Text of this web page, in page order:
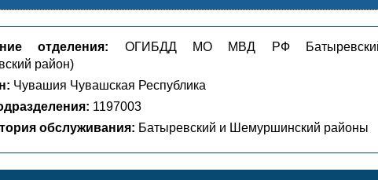
отделения: ОГИБДД МО МВД РФ
район)
Чувашия Чувашская Республика
1197003
обслуживания: Батыревский и Шемуршинский районы